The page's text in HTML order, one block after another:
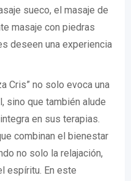
sueco, el masaje de
masaje con piedras
deseen una experiencia
Cris” no solo evoca una
sino que también alude
en sus terapias.
combinan el bienestar
no solo la relajación,
espíritu. En este